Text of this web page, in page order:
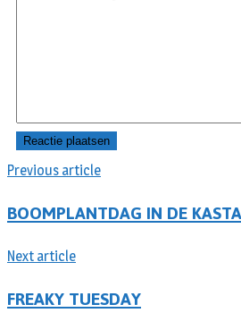
Previous article
BOOMPLANTDAG IN DE
Next article
FREAKY TUESDAY